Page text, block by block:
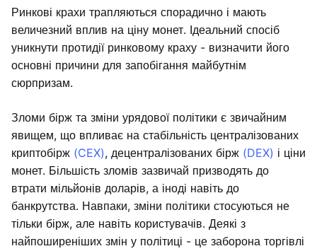
Ринкові крахи трапляються спорадично і мають
величезний вплив на ціну монет. Ідеальний спосіб
уникнути протидії ринковому краху - визначити його
основні причини для запобігання майбутнім
сюрпризам.
Зломи бірж та зміни урядової політики є звичайним
явищем, що впливає на стабільність централізованих
криптобірж (CEX), децентралізованих бірж (DEX) і ціни
монет. Більшість зломів зазвичай призводять до
втрати мільйонів доларів, а іноді навіть до
банкрутства. Навпаки, зміни політики стосуються не
тільки бірж, але навіть користувачів. Деякі з
найпоширеніших змін у політиці - це заборона торгівлі